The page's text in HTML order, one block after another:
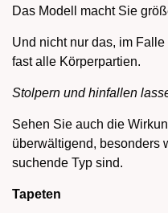
Das Modell macht Sie
Und nicht nur das, im
fast alle Körperpartien.
Stolpern und hinfallen
Sehen Sie auch die
überwältigend, besonders
suchende Typ sind.
Tapeten